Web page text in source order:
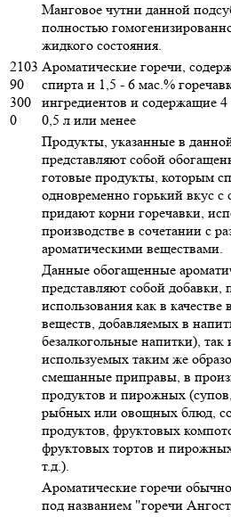
Манговое чутни данной
полностью
жидкого состояния.
2103
90
300
0
Ароматические горечи,
спирта и 1,5 - 6 мас.%
ингредиентов и содержащие 4
0,5 л или менее
Продукты, указанные в
представляют собой
готовые продукты, которым
одновременно горький вкус
придают корни горечавки,
производстве в сочетании с
ароматическими веществами.
Данные обогащенные
представляют собой добавки,
использования как в качестве
веществ, добавляемых в
безалкогольные напитки), так
используемых таким же
смешанные приправы, в
продуктов и пирожных
рыбных или овощных блюд,
продуктов, фруктовых
фруктовых тортов и
т.д.).
Ароматические горечи
под названием "горечи